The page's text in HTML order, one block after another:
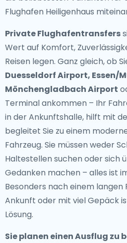
Flughafen Heiligenhaus
Private Flughafentransfers
Wert auf Komfort,
Reisen legen. Ganz gleich, ob
Duesseldorf Airport, Essen/
Mönchengladbach Airport
Terminal ankommen – Ihr
in der Ankunftshalle, hilft mit
begleitet Sie zu einem
Fahrzeug. Sie müssen weder
Haltestellen suchen oder sich
Gedanken machen – alles ist
Besonders nach einem langen
Ankunft oder mit viel Gepäck
Lösung.
Sie planen einen Ausflug zu